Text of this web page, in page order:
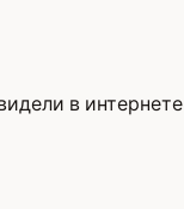
в интернете